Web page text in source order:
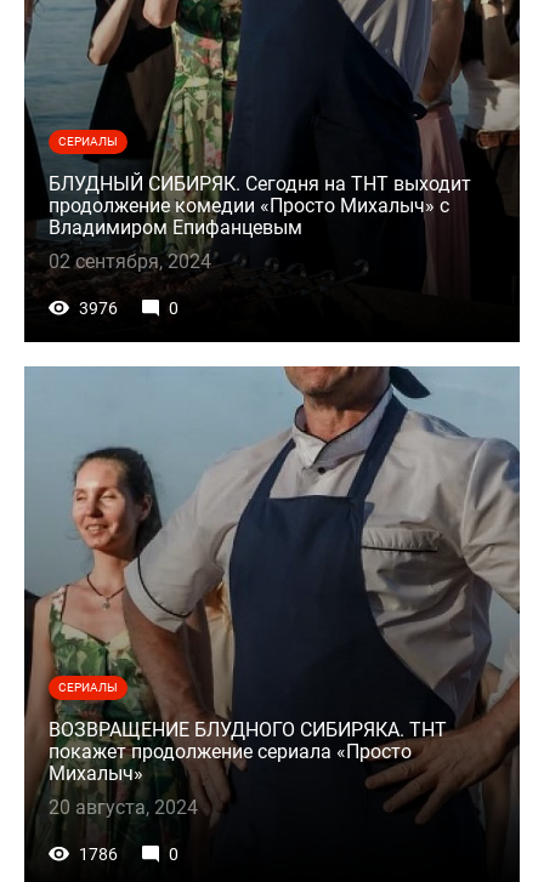
СЕРИАЛЫ
БЛУДНЫЙ СИБИРЯК. Сегодня на ТНТ выходит
продолжение комедии «Просто Михалыч» с
Владимиром Епифанцевым
02 сентября, 2024
3976 0
СЕРИАЛЫ
ВОЗВРАЩЕНИЕ БЛУДНОГО СИБИРЯКА. ТНТ
покажет продолжение сериала «Просто
Михалыч»
20 августа, 2024
1786 0